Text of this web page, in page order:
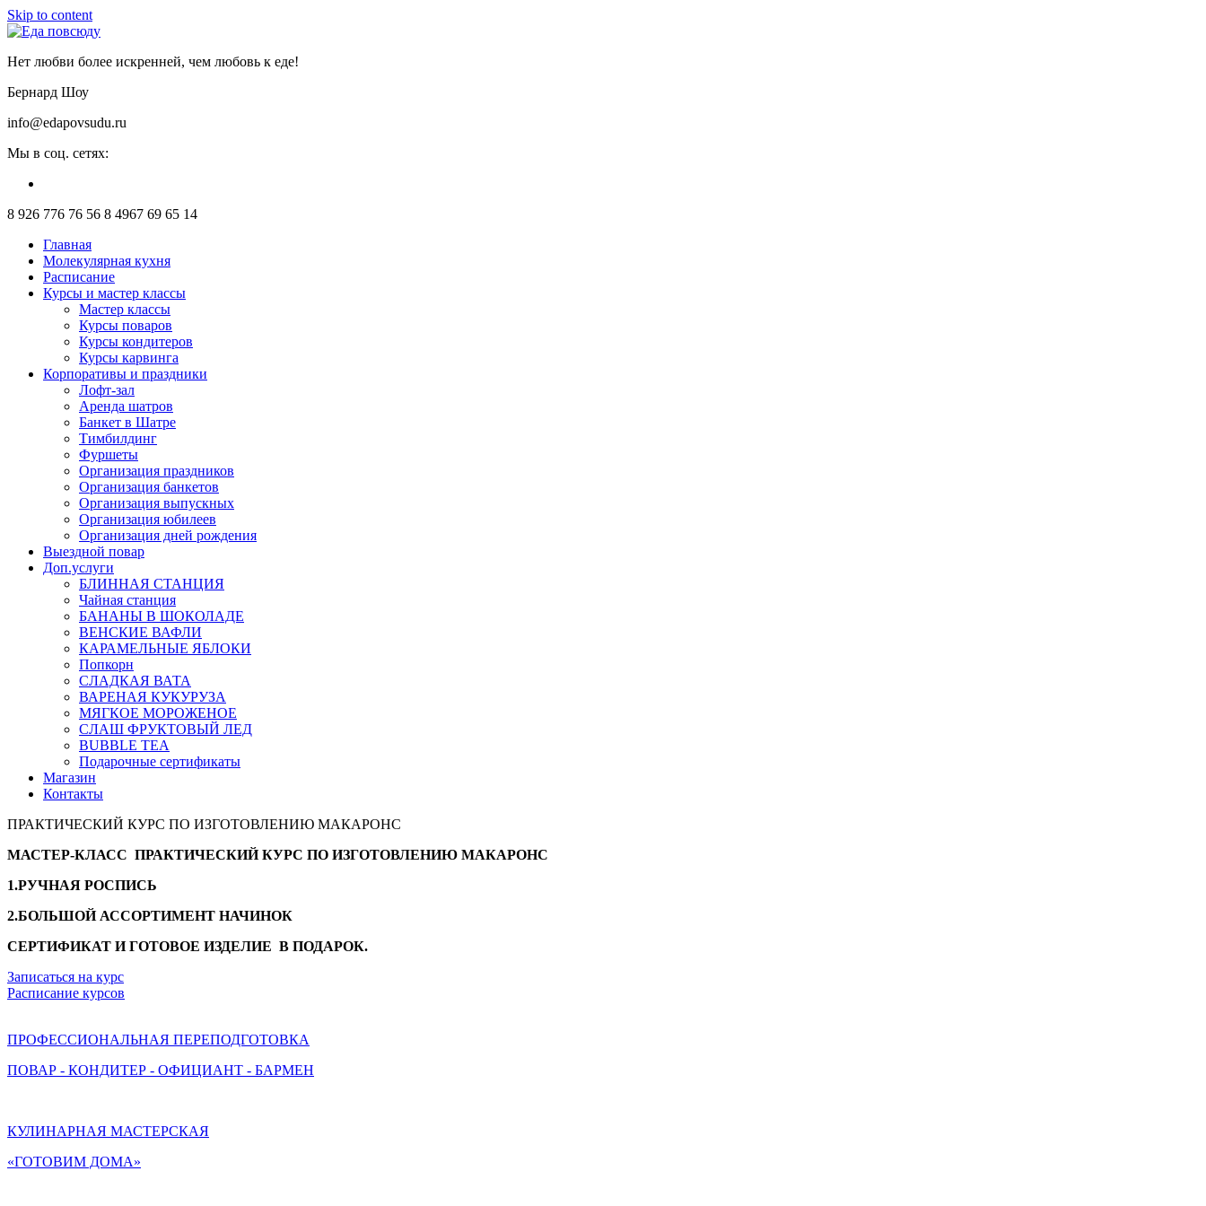
Skip to content
Нет любви более искренней, чем любовь к еде!
Бернард Шоу
info@edapovsudu.ru
Мы в соц. сетях:
8 926 776 76 56 8 4967 69 65 14
Главная
Молекулярная кухня
Расписание
Курсы и мастер классы
Мастер классы
Курсы поваров
Курсы кондитеров
Курсы карвинга
Корпоративы и праздники
Лофт-зал
Аренда шатров
Банкет в Шатре
Тимбилдинг
Фуршеты
Организация праздников
Организация банкетов
Организация выпускных
Организация юбилеев
Организация дней рождения
Выездной повар
Доп.услуги
БЛИННАЯ СТАНЦИЯ
Чайная станция
БАНАНЫ В ШОКОЛАДЕ
ВЕНСКИЕ ВАФЛИ
КАРАМЕЛЬНЫЕ ЯБЛОКИ
Попкорн
СЛАДКАЯ ВАТА
ВАРЕНАЯ КУКУРУЗА
МЯГКОЕ МОРОЖЕНОЕ
СЛАШ ФРУКТОВЫЙ ЛЕД
BUBBLE TEA
Подарочные сертификаты
Магазин
Контакты
ПРАКТИЧЕСКИЙ КУРС ПО ИЗГОТОВЛЕНИЮ МАКАРОНС
МАСТЕР-КЛАСС ПРАКТИЧЕСКИЙ КУРС ПО ИЗГОТОВЛЕНИЮ МАКАРОНС
1.РУЧНАЯ РОСПИСЬ
2.БОЛЬШОЙ АССОРТИМЕНТ НАЧИНОК
СЕРТИФИКАТ И ГОТОВОЕ ИЗДЕЛИЕ В ПОДАРОК.
Записаться на курс
Расписание курсов
ПРОФЕССИОНАЛЬНАЯ ПЕРЕПОДГОТОВКА
ПОВАР - КОНДИТЕР - ОФИЦИАНТ - БАРМЕН
КУЛИНАРНАЯ МАСТЕРСКАЯ
«ГОТОВИМ ДОМА»